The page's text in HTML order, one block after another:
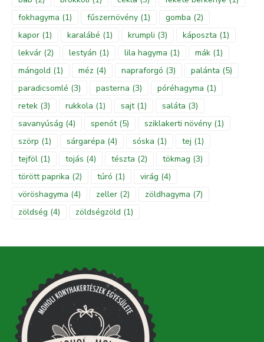
fokhagyma (1) fűszernövény (1) gomba (2)
kapor (1) karalábé (1) krumpli (3) káposzta (1)
lekvár (2) lestyán (1) lila hagyma (1) mák (1)
mángold (1) méz (4) napraforgó (3) palánta (5)
paradicsomlé (3) pasterna (3) póréhagyma (1)
retek (3) rukkola (1) sajt(1) saláta (3)
savanyúság (4) spenót(5) sziklakerti növény (1)
szörp (1) sárgarépa (4) sóska (1) tej (1)
tejföl (1) tojás (4) tészta (2) tökmag (3)
törött paprika (2) túró (1) virág (4)
vöröshagyma (4) zeller (2) zöldhagyma (7)
zöldség (4) zöldségzöld (1)